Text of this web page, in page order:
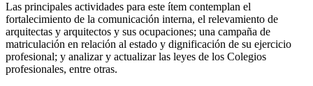
Las principales actividades para este ítem contemplan el
fortalecimiento de la comunicación interna, el relevamiento de
arquitectas y arquitectos y sus ocupaciones; una campaña de
matriculación en relación al estado y dignificación de su ejercicio
profesional; y analizar y actualizar las leyes de los Colegios
profesionales, entre otras.